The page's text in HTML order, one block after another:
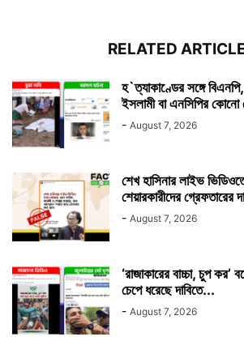
RELATED
হ`ত্যাকাণ্ডের সঙ্গে বিএনপি,
ইসলামী বা এনসিপির কোনো
- August 7, 2026
শেখ হাসিনার লাইভ
শেয়ারকারীদের গ্রেফতারের
- August 7, 2026
‘রাজাকারের বাচ্চা, চুপ কর’
চেপে ধরেছে দাবিতে...
- August 7, 2026